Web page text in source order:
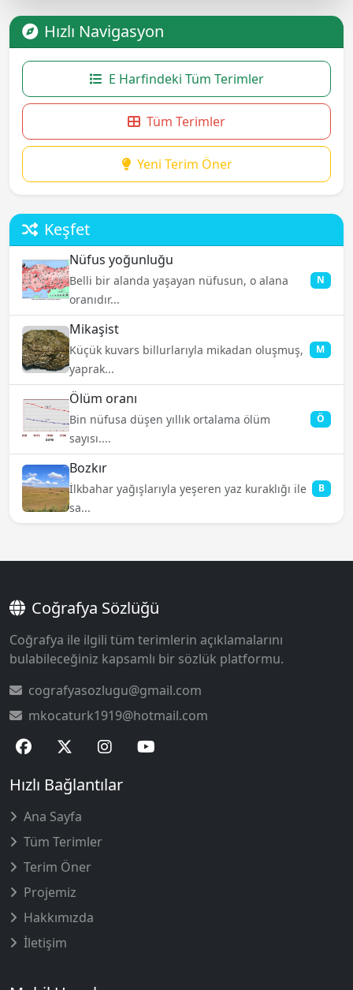
Hızlı Navigasyon
E Harfindeki Tüm Terimler
Tüm Terimler
Yeni Terim Öner
Keşfet
Nüfus yoğunluğu
Belli bir alanda yaşayan nüfusun, o alana
oranıdır...
N
Mikaşist
Küçük kuvars billurlarıyla mikadan oluşmuş,
yaprak...
M
Ölüm oranı
Bin nüfusa düşen yıllık ortalama ölüm
sayısı....
Ö
Bozkır
İlkbahar yağışlarıyla yeşeren yaz kuraklığı ile
sa...
B
Coğrafya Sözlüğü
Coğrafya ile ilgili tüm terimlerin açıklamalarını
bulabileceğiniz kapsamlı bir sözlük platformu.
cografyasozlugu@gmail.com
mkocaturk1919@hotmail.com
Hızlı Bağlantılar
Ana Sayfa
Tüm Terimler
Terim Öner
Projemiz
Hakkımızda
İletişim